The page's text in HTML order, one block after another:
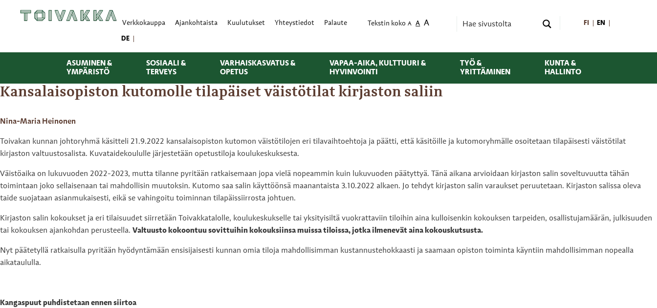
Verkkokauppa Ajankohtaista Kuulutukset Yhteystiedot Palaute Tekstin koko A A A FI EN
DE
ASUMINEN &
YMPÄRISTÖ
SOSIAALI &
TERVEYS
VARHAISKASVATUS &
OPETUS
VAPAA-AIKA, KULTTUURI &
HYVINVOINTI
TYÖ &
YRITTÄMINEN
KUNTA &
HALLINTO
Kansalaisopiston kutomolle tilapäiset väistötilat kirjaston saliin
Nina-Maria Heinonen
Toivakan kunnan johtoryhmä käsitteli 21.9.2022 kansalaisopiston kutomon väistötilojen eri tilavaihtoehtoja ja päätti, että käsitöille ja kutomoryhmälle osoitetaan tilapäisesti väistötilat
kirjaston valtuustosalista. Kuvataidekoululle järjestetään opetustiloja koulukeskuksesta.
Väistöaika on lukuvuoden 2022-2023, mutta tilanne pyritään ratkaisemaan jopa vielä nopeammin kuin lukuvuoden päätyttyä. Tänä aikana arvioidaan kirjaston salin soveltuvuutta tähän
toimintaan joko sellaisenaan tai mahdollisin muutoksin. Kutomo saa salin käyttöönsä maanantaista 3.10.2022 alkaen. Jo tehdyt kirjaston salin varaukset peruutetaan. Kirjaston salissa oleva
taide suojataan asianmukaisesti, eikä se vahingoitu toiminnan tilapäissiirrosta johtuen.
Kirjaston salin kokoukset ja eri tilaisuudet siirretään Toivakkatalolle, koulukeskukselle tai yksityisiltä vuokrattaviin tiloihin aina kulloisenkin kokouksen tarpeiden, osallistujamäärän, julkisuuden
tai kokouksen ajankohdan perusteella. Valtuusto kokoontuu sovittuihin kokouksiinsa muissa tiloissa, jotka ilmenevät aina kokouskutsusta.
Nyt päätetyllä ratkaisulla pyritään hyödyntämään ensisijaisesti kunnan omia tiloja mahdollisimman kustannustehokkaasti ja saamaan opiston toiminta käyntiin mahdollisimman nopealla
aikataululla.
Kangaspuut puhdistetaan ennen siirtoa